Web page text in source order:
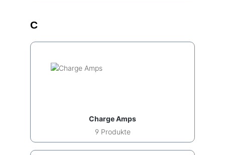
C
Charge Amps
9 Produkte